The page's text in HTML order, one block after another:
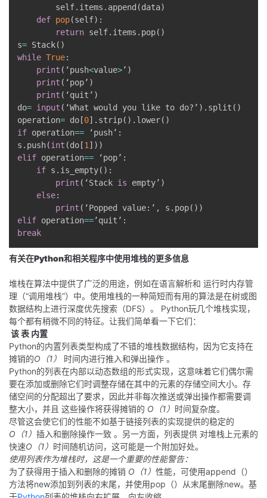
        self
. items . append (data)
def pop(self) :
return self. items . pop( )
s= Stack( )
while True:
print ( ‘push<value>’ )
print ( ‘pop’ )
print ( ‘quit’ )
do= input ( ‘What would you like to do?’ ) . split ( )
operation= do [0] . strip( ) . lower( )
if operation== ‘push’ :
s . push(int (do [1 ] ) )
elif operation== ‘pop’ :
if s . is_empty( ) :
print ( ‘Stack is empty’ )
else:
print ( ‘Popped value: ’ , s . pop( ) )
elif operation==’quit’ :
break
有关在Python和相关程序中使用堆栈的更多信息
堆栈在算法中提供了广泛的用途，例如在语言解析和 运行时内存管
理（“调用堆栈”）中。使用堆栈的一种简短而有用的算法是在树或图
数据结构上进行深度优先搜索（DFS） 。 Python玩几个堆栈实现，
每个都有稍微不同的特征。让我们简单看一下它们：
该表 内置
Python的内置列表类型构成了不错的堆栈数据结构，因为它支持在
摊销的O（1） 时间内进行推入和弹出操作 。
Python的列表在内部以动态数组的形式实现，这意味着它们偶尔需
要在添加或删除它们时调整存储在其中的元素的存储空间大小。存
储空间的分配超出了要求，因此并非每次推送或弹出操作都需要调
整大小，并且 这些操作将获得摊销的 O（1） 时间复杂度。
尽管这会使它们的性能不如基于链接列表的实现提供的稳定的
O（1） 插入和删除操作一致 。另一方面，列表提供 对堆栈上元素的
快速O（1） 时间随机访问，这可能是一个附加好处。
使用列表作为堆栈时，这是一个重要的性能警告：
为了获得用于插入和删除的摊销 O（1） 性能，可使用append（）
方法将new添加到列表的末尾，并使用pop（）从末尾删除new。基